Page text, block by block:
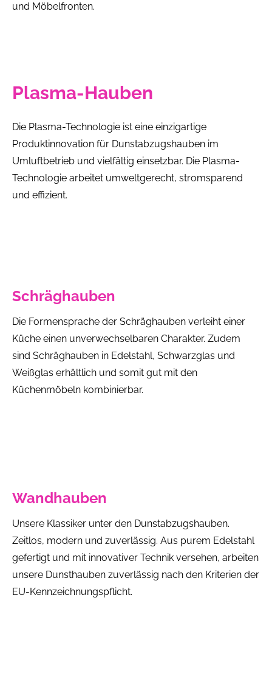
und Möbelfronten.
Plasma-Hauben
Die Plasma-Technologie ist eine einzigartige
Produktinnovation für Dunstabzugshauben im
Umluftbetrieb und vielfältig einsetzbar. Die Plasma-
Technologie arbeitet umweltgerecht, stromsparend
und effizient.
Schräghauben
Die Formensprache der Schräghauben verleiht einer
Küche einen unverwechselbaren Charakter. Zudem
sind Schräghauben in Edelstahl, Schwarzglas und
Weißglas erhältlich und somit gut mit den
Küchenmöbeln kombinierbar.
Wandhauben
Unsere Klassiker unter den Dunstabzugshauben.
Zeitlos, modern und zuverlässig. Aus purem Edelstahl
gefertigt und mit innovativer Technik versehen, arbeiten
unsere Dunsthauben zuverlässig nach den Kriterien der
EU-Kennzeichnungspflicht.